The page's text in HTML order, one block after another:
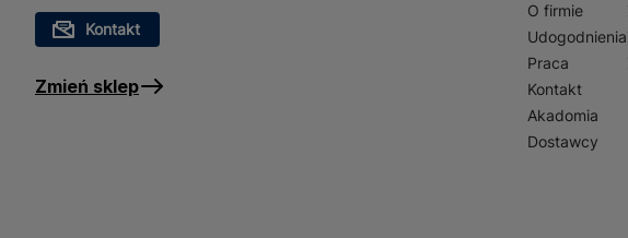
Kontakt
Zmień sklep
O firmie
Udogodnienia
Praca
Kontakt
Akadomia
Dostawcy